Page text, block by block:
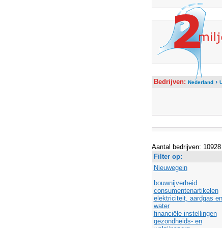
Bedrijven: Nederland›
Aantal bedrijven: 10928
Filter op:
Nieuwegein
bouwnijverheid
consumentenartikelen
elektriciteit, aardgas en
water
financiële instellingen
gezondheids- en